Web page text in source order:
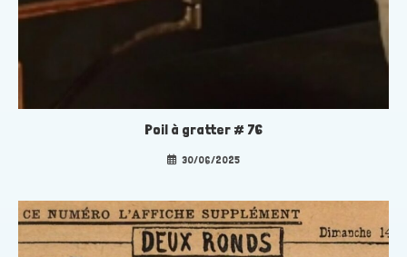
Poil à gratter # 76
30/06/2025